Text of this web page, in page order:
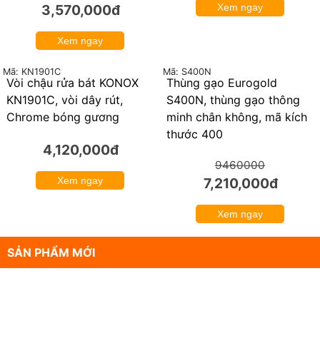
3,570,000đ
Xem ngay
Xem ngay
Vòi chậu rửa bát KONOX
KN1901C, vòi dây rút,
Chrome bóng gương
Mã: KN1901C
4,120,000đ
Xem ngay
Thùng gạo Eurogold
S400N, thùng gạo thông
minh chân không, mã kích
thước 400
Mã: S400N
9460000
7,210,000đ
Xem ngay
SẢN PHẨM MỚI